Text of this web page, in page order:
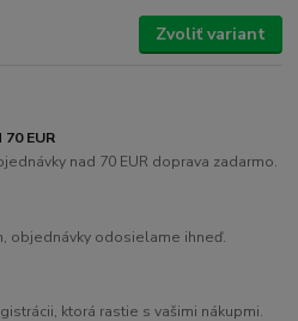
Zvoliť variant
EUR
nad 70 EUR doprava zadarmo.
objednávky odosielame ihneď.
ktorá rastie s vašimi nákupmi.